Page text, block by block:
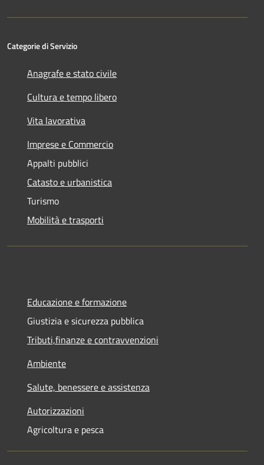
Categorie di Servizio
Anagrafe e stato civile
Cultura e tempo libero
Vita lavorativa
Imprese e Commercio
Appalti pubblici
Catasto e urbanistica
Turismo
Mobilità e trasporti
Educazione e formazione
Giustizia e sicurezza pubblica
Tributi,finanze e contravvenzioni
Ambiente
Salute, benessere e assistenza
Autorizzazioni
Agricoltura e pesca